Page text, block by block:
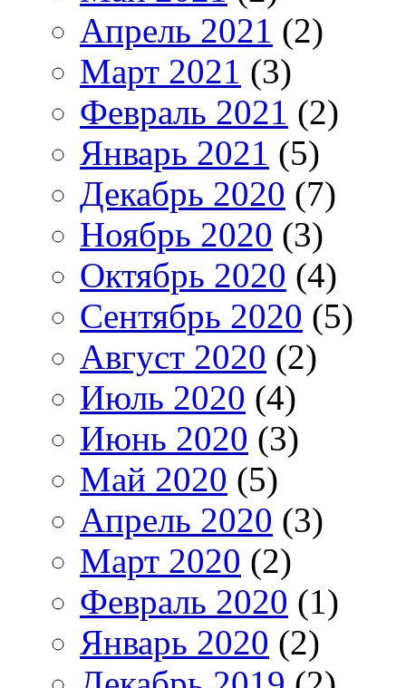
Апрель 2021 (2)
Март 2021 (3)
Февраль 2021 (2)
Январь 2021 (5)
Декабрь 2020 (7)
Ноябрь 2020 (3)
Октябрь 2020 (4)
Сентябрь 2020 (5)
Август 2020 (2)
Июль 2020 (4)
Июнь 2020 (3)
Май 2020 (5)
Апрель 2020 (3)
Март 2020 (2)
Февраль 2020 (1)
Январь 2020 (2)